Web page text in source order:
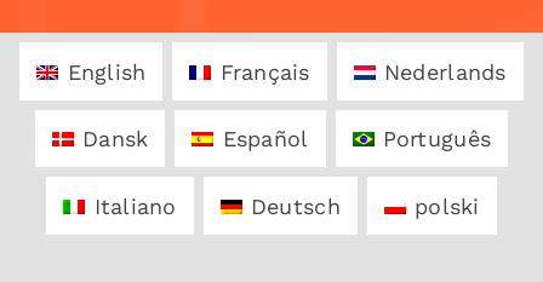
English Français Nederlands
Dansk Español Português
Italiano Deutsch polski